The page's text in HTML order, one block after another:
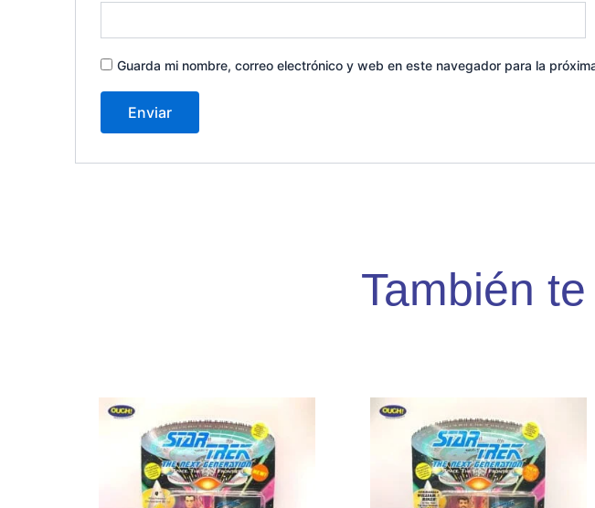
Guarda mi nombre, correo electrónico y web en este navegador para la
También